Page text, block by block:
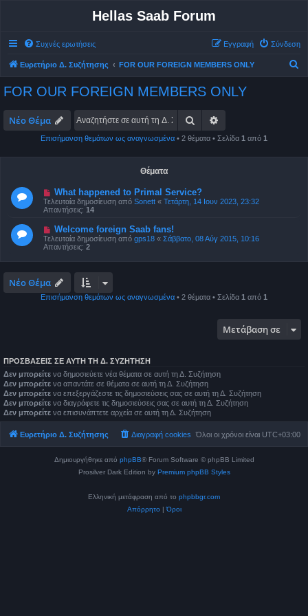
Hellas Saab Forum
Συχνές ερωτήσεις Σύνδεση
Εγγραφή
Ευρετήριο Δ. Συζήτησης FOR OUR FOREIGN MEMBERS ONLY
FOR OUR FOREIGN MEMBERS ONLY
Νέο Θέμα Αναζήτηση
Επισήμανση θεμάτων ως αναγνωσμένα • 2 θέματα • Σελίδα 1 από 1
Θέματα
What happened to Primal Service?
Τελευταία δημοσίευση από Sonett « Τετάρτη, 14 Ιουν 2023, 23:32
Απαντήσεις: 14
Welcome foreign Saab fans!
Τελευταία δημοσίευση από gps18 « Σάββατο, 08 Αύγ 2015, 10:16
Απαντήσεις: 2
Νέο Θέμα
Επισήμανση θεμάτων ως αναγνωσμένα • 2 θέματα • Σελίδα 1 από 1
Μετάβαση σε
ΠΡΟΣΒΆΣΕΙΣ ΣΕ ΑΥΤΉ ΤΗ Δ. ΣΥΖΉΤΗΣΗ
Δεν μπορείτε να δημοσιεύετε νέα θέματα σε αυτή τη Δ. Συζήτηση
Δεν μπορείτε να απαντάτε σε θέματα σε αυτή τη Δ. Συζήτηση
Δεν μπορείτε να επεξεργάζεστε τις δημοσιεύσεις σας σε αυτή τη Δ. Συζήτηση
Δεν μπορείτε να διαγράφετε τις δημοσιεύσεις σας σε αυτή τη Δ. Συζήτηση
Δεν μπορείτε να επισυνάπτετε αρχεία σε αυτή τη Δ. Συζήτηση
Ευρετήριο Δ. Συζήτησης Όλοι οι χρόνοι είναι UTC+03:00
Διαγραφή cookies
Δημιουργήθηκε από phpBB® Forum Software © phpBB Limited
Prosilver Dark Edition by Premium phpBB Styles
Ελληνική μετάφραση από το phpbbgr.com
Απόρρητο |Όροι